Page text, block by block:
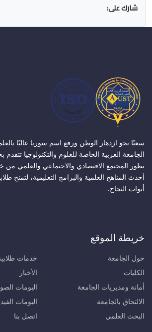
شارك على:
سعيًا نحو ازدهار الوطن ورفع اسم سوريا عاليًا
الجامعة العربية الخاصة للعلوم والتكنولوجيا
تطور المجتمع الاقتصادي والاجتماعي والعلمي من
أحدث المناهج العلمية والبرامج التعليمية، لتمنح
أبواب النجاح.
خريطة الموقع
حول الجامعة
الكليات
أمانة ومديريات الجامعة
الالتحاق بالجامعة
البحث العلمي
خدمات
الأخبار
البومات
البومات
اتصل بنا